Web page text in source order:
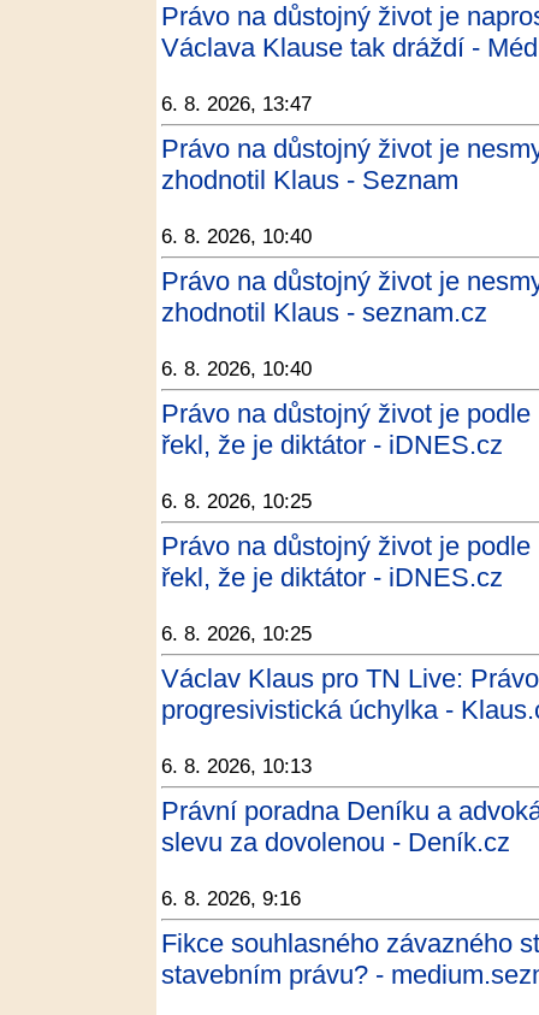
Právo na důstojný život je
Václava Klause tak dráždí -
6. 8. 2026, 13:47
Právo na důstojný život je
zhodnotil Klaus - Seznam
6. 8. 2026, 10:40
Právo na důstojný život je
zhodnotil Klaus - seznam.cz
6. 8. 2026, 10:40
Právo na důstojný život je
řekl, že je diktátor - iDNES.cz
6. 8. 2026, 10:25
Právo na důstojný život je
řekl, že je diktátor - iDNES.cz
6. 8. 2026, 10:25
Václav Klaus pro TN Live:
progresivistická úchylka -
6. 8. 2026, 10:13
Právní poradna Deníku a
slevu za dovolenou - Deník.cz
6. 8. 2026, 9:16
Fikce souhlasného závazného
stavebním právu? -